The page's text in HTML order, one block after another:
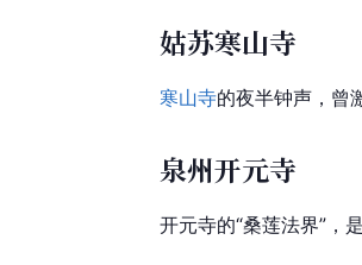
姑苏寒山寺
寒山寺的夜半钟声，曾
泉州开元寺
开元寺的“桑莲法界”，